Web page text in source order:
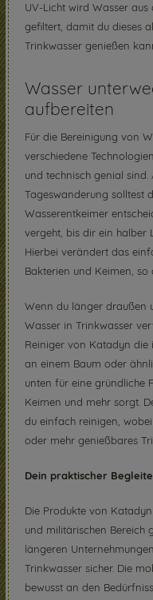
UV-Licht wird Wasser
gefiltert, damit du dieses
Trinkwasser genießen
Wasser
aufbereiten
Für die Bereinigung von
verschiedene
und technisch genial
Tageswanderung solltest
Wasserentkeimer
vergeht, bis dir ein halber
Hierbei verändert das
Bakterien und Keimen, so
Wenn du länger draußen
Wasser in Trinkwasser
Reiniger von Katadyn die
an einem Baum oder
unten für eine gründliche
Keimen und mehr sorgt.
du einfach reinigen,
oder mehr genießbares
Dein praktischer
Die Produkte von
und militärischen Bereich
längeren
Trinkwasser sicher. Die
bewusst an den